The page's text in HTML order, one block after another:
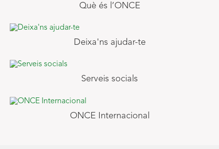
Què és l’ONCE
Deixa'ns ajudar-te
Serveis socials
ONCE Internacional